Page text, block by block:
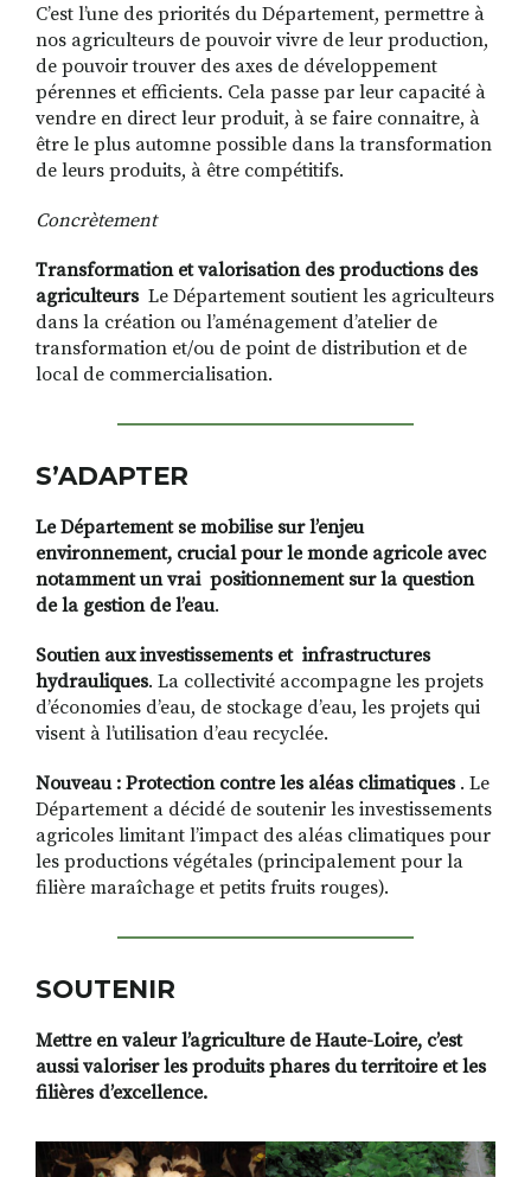
C’est l’une des priorités du Département, permettre à
nos agriculteurs de pouvoir vivre de leur production,
de pouvoir trouver des axes de développement
pérennes et efficients. Cela passe par leur capacité à
vendre en direct leur produit, à se faire connaitre, à
être le plus automne possible dans la transformation
de leurs produits, à être compétitifs.
Concrètement
Transformation et valorisation des productions des
agriculteurs Le Département soutient les agriculteurs
dans la création ou l’aménagement d’atelier de
transformation et/ou de point de distribution et de
local de commercialisation.
S’ADAPTER
Le Département se mobilise sur l’enjeu
environnement, crucial pour le monde agricole avec
notamment un vrai positionnement sur la question
de la gestion de l’eau.
Soutien aux investissements et infrastructures
hydrauliques. La collectivité accompagne les projets
d’économies d’eau, de stockage d’eau, les projets qui
visent à l’utilisation d’eau recyclée.
Nouveau : Protection contre les aléas climatiques . Le
Département a décidé de soutenir les investissements
agricoles limitant l’impact des aléas climatiques pour
les productions végétales (principalement pour la
filière maraîchage et petits fruits rouges).
SOUTENIR
Mettre en valeur l’agriculture de Haute-Loire, c’est
aussi valoriser les produits phares du territoire et les
filières d’excellence.